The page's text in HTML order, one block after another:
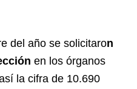
del año se solicitaron
en los órganos
la cifra de 10.690